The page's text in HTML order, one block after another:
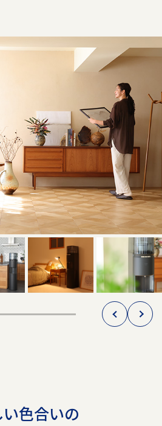
色合いの